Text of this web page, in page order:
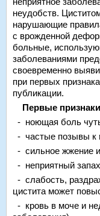
неудобств.
нарушающие
с врожденной
больные,
заболеваниями
своевременно
при первых
публикации.
Первые признаки
- ноющая боль
- частые позывы к
- сильное жжение
- неприятный
- слабость,
цистита может
- кровь в моче и